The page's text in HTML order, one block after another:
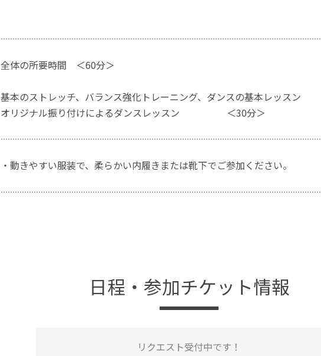
全体の所要時間 ＜60分＞
基本のストレッチ、バランス強化トレーニング、ダンスの基本レッ
オリジナル振り付けによるダンスレッスン ＜30分＞
・動きやすい服装で、柔らかい内履きまたは靴下でご参加ください。
日程・参加チケット情報
リクエスト受付中です！